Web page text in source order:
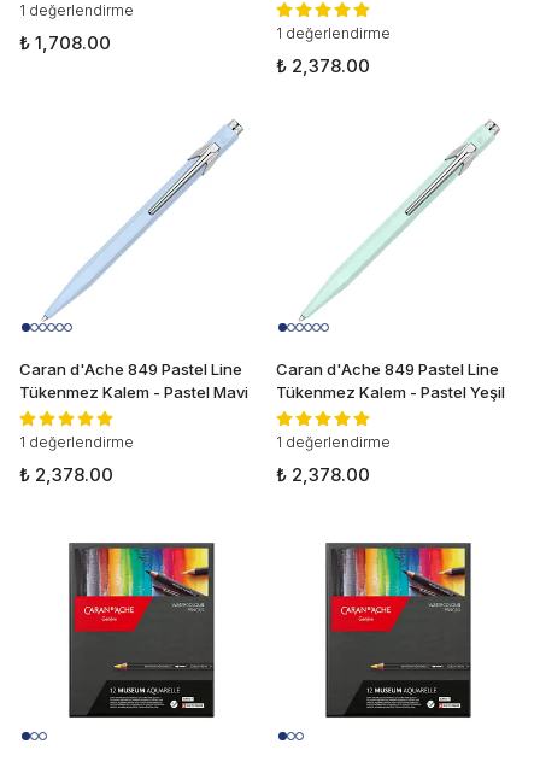
1 değerlendirme
₺ 1,708.00 1 değerlendirme
₺ 2,378.00
Caran d'Ache 849 Pastel Line
Tükenmez Kalem - Pastel Mavi
1 değerlendirme
₺ 2,378.00
Caran d'Ache 849 Pastel Line
Tükenmez Kalem - Pastel Yeşil
1 değerlendirme
₺ 2,378.00